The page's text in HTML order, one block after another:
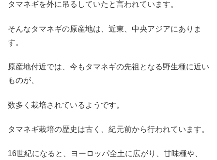
タマネギを外に吊るしていたと言われています。
そんなタマネギの原産地は、近東、中央アジアにありま
す。
原産地付近では、今もタマネギの先祖となる野生種に近い
ものが、
数多く栽培されているようです。
タマネギ栽培の歴史は古く、紀元前から行われています。
16世紀になると、ヨーロッパ全土に広がり、甘味種や、